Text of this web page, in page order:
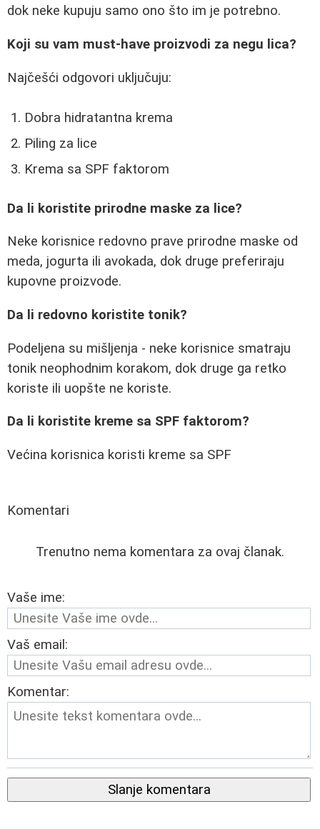
dok neke kupuju samo ono što im je potrebno.
Koji su vam must-have proizvodi za negu lica?
Najčešći odgovori uključuju:
Dobra hidratantna krema
Piling za lice
Krema sa SPF faktorom
Da li koristite prirodne maske za lice?
Neke korisnice redovno prave prirodne maske od
meda, jogurta ili avokada, dok druge preferiraju
kupovne proizvode.
Da li redovno koristite tonik?
Podeljena su mišljenja - neke korisnice smatraju
tonik neophodnim korakom, dok druge ga retko
koriste ili uopšte ne koriste.
Da li koristite kreme sa SPF faktorom?
Većina korisnica koristi kreme sa SPF
Komentari
Trenutno nema komentara za ovaj članak.
Vaše ime:
Vaš email:
Komentar:
Slanje komentara